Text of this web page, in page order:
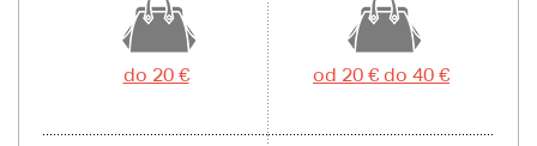
do 20 € od 20 € do 40 €